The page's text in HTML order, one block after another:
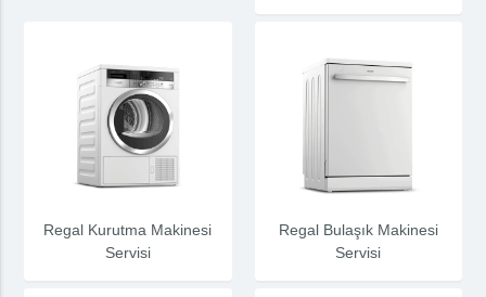
Regal Kurutma Makinesi
Servisi
Regal Bulaşık Makinesi
Servisi